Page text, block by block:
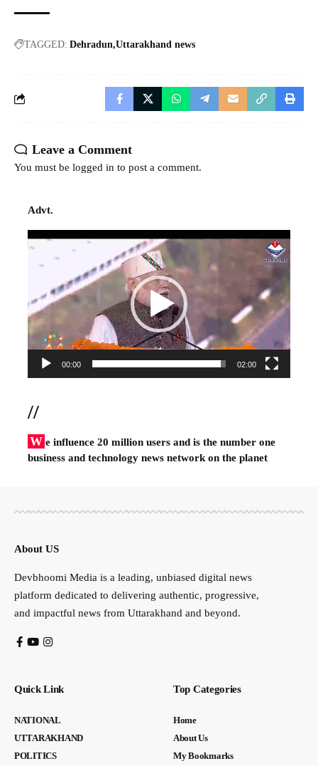
TAGGED: Dehradun Uttarakhand news
Leave a Comment
You must be logged in to post a comment.
Advt.
Video
00:00 02:00
//
W e influence 20 million users and is the number one
business and technology news network on the planet
About US
Devbhoomi Media is a leading, unbiased digital news
platform dedicated to delivering authentic, progressive,
and impactful news from Uttarakhand and beyond.
Quick Link
NATIONAL
UTTARAKHAND
POLITICS
Top Categories
Home
About Us
My Bookmarks